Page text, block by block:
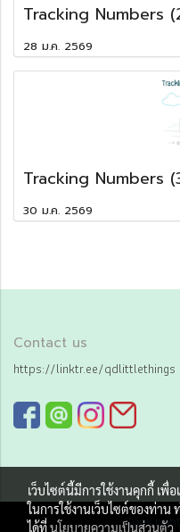
Tracking Numbers
28 ม.ค. 2569
Tracking Numbers
30 ม.ค. 2569
Contact us
https://linktr.ee/qdlittlethings
Copy right
เว็บไซต์นี้มีการใช้งานคุกกี้ เ
ในการใช้งานเว็บไซต์ของท่าน
ได้ที่นโยบายความเป็นส่วนตัว